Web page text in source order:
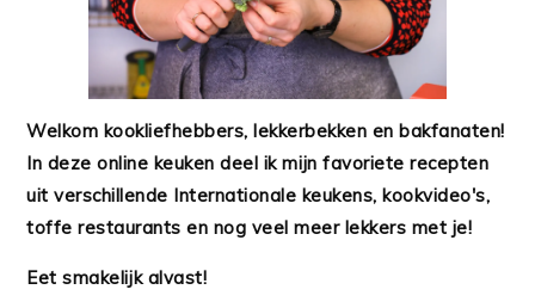
Welkom kookliefhebbers, lekkerbekken en bakfanaten!
In deze online keuken deel ik mijn favoriete recepten
uit verschillende Internationale keukens, kookvideo's,
toffe restaurants en nog veel meer lekkers met je!
Eet smakelijk alvast!